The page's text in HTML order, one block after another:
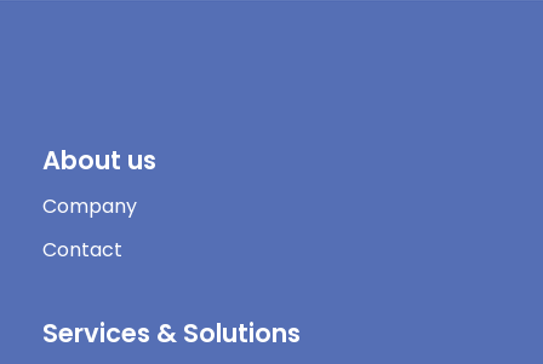
About us
Company
Contact
Services & Solutions